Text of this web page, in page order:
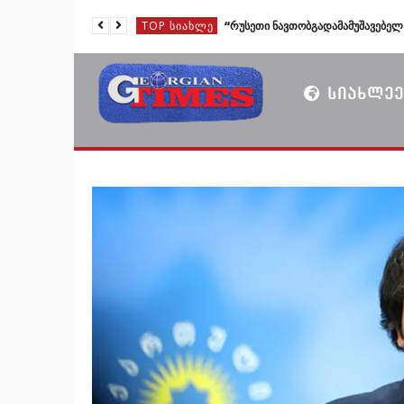
TOP ᲡᲘᲐᲮᲚᲔ
TOP ᲡᲘᲐᲮᲚᲔ
TOP ᲡᲘᲐᲮᲚᲔ
TOP ᲡᲘᲐᲮᲚᲔ